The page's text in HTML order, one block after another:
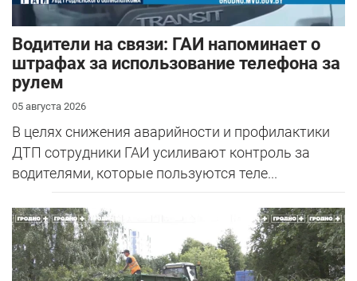
Водители на связи: ГАИ напоминает о
штрафах за использование телефона за
рулем
05 августа 2026
В целях снижения аварийности и профилактики
ДТП сотрудники ГАИ усиливают контроль за
водителями, которые пользуются теле...